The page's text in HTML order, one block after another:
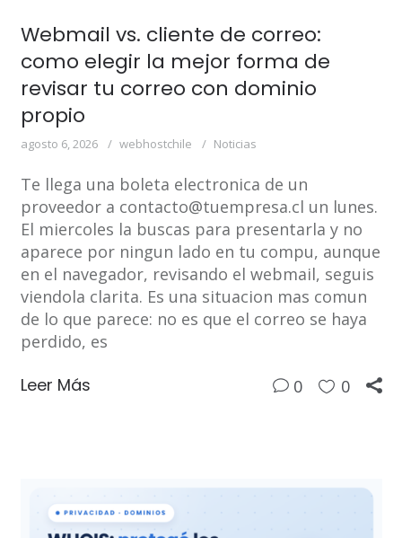
Webmail vs. cliente de correo:
como elegir la mejor forma de
revisar tu correo con dominio
propio
agosto 6, 2026 webhostchile Noticias
Te llega una boleta electronica de un
proveedor a contacto@tuempresa.cl un lunes.
El miercoles la buscas para presentarla y no
aparece por ningun lado en tu compu, aunque
en el navegador, revisando el webmail, seguis
viendola clarita. Es una situacion mas comun
de lo que parece: no es que el correo se haya
perdido, es
Leer Más 0 0